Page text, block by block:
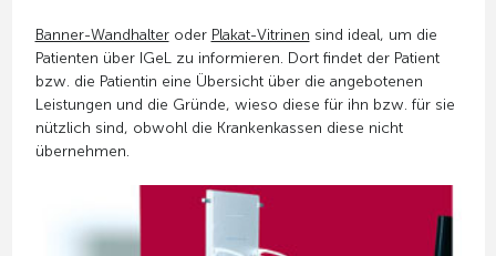
Banner-Wandhalteroder Plakat-Vitrinen sind ideal, um die
Patienten über IGeL zu informieren. Dort findet der Patient
bzw. die Patientin eine Übersicht über die angebotenen
Leistungen und die Gründe, wieso diese für ihn bzw. für sie
nützlich sind, obwohl die Krankenkassen diese nicht
übernehmen.